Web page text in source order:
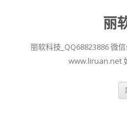
丽
丽软科技_QQ68823886 微
www.liruan.net